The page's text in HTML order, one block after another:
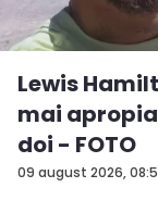
09 august 2026,
Lewis
mai
doi - FOTO